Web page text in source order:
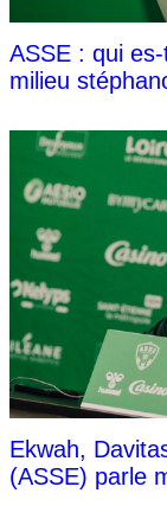
ASSE : qui
milieu
Ekwah,
(ASSE) parle